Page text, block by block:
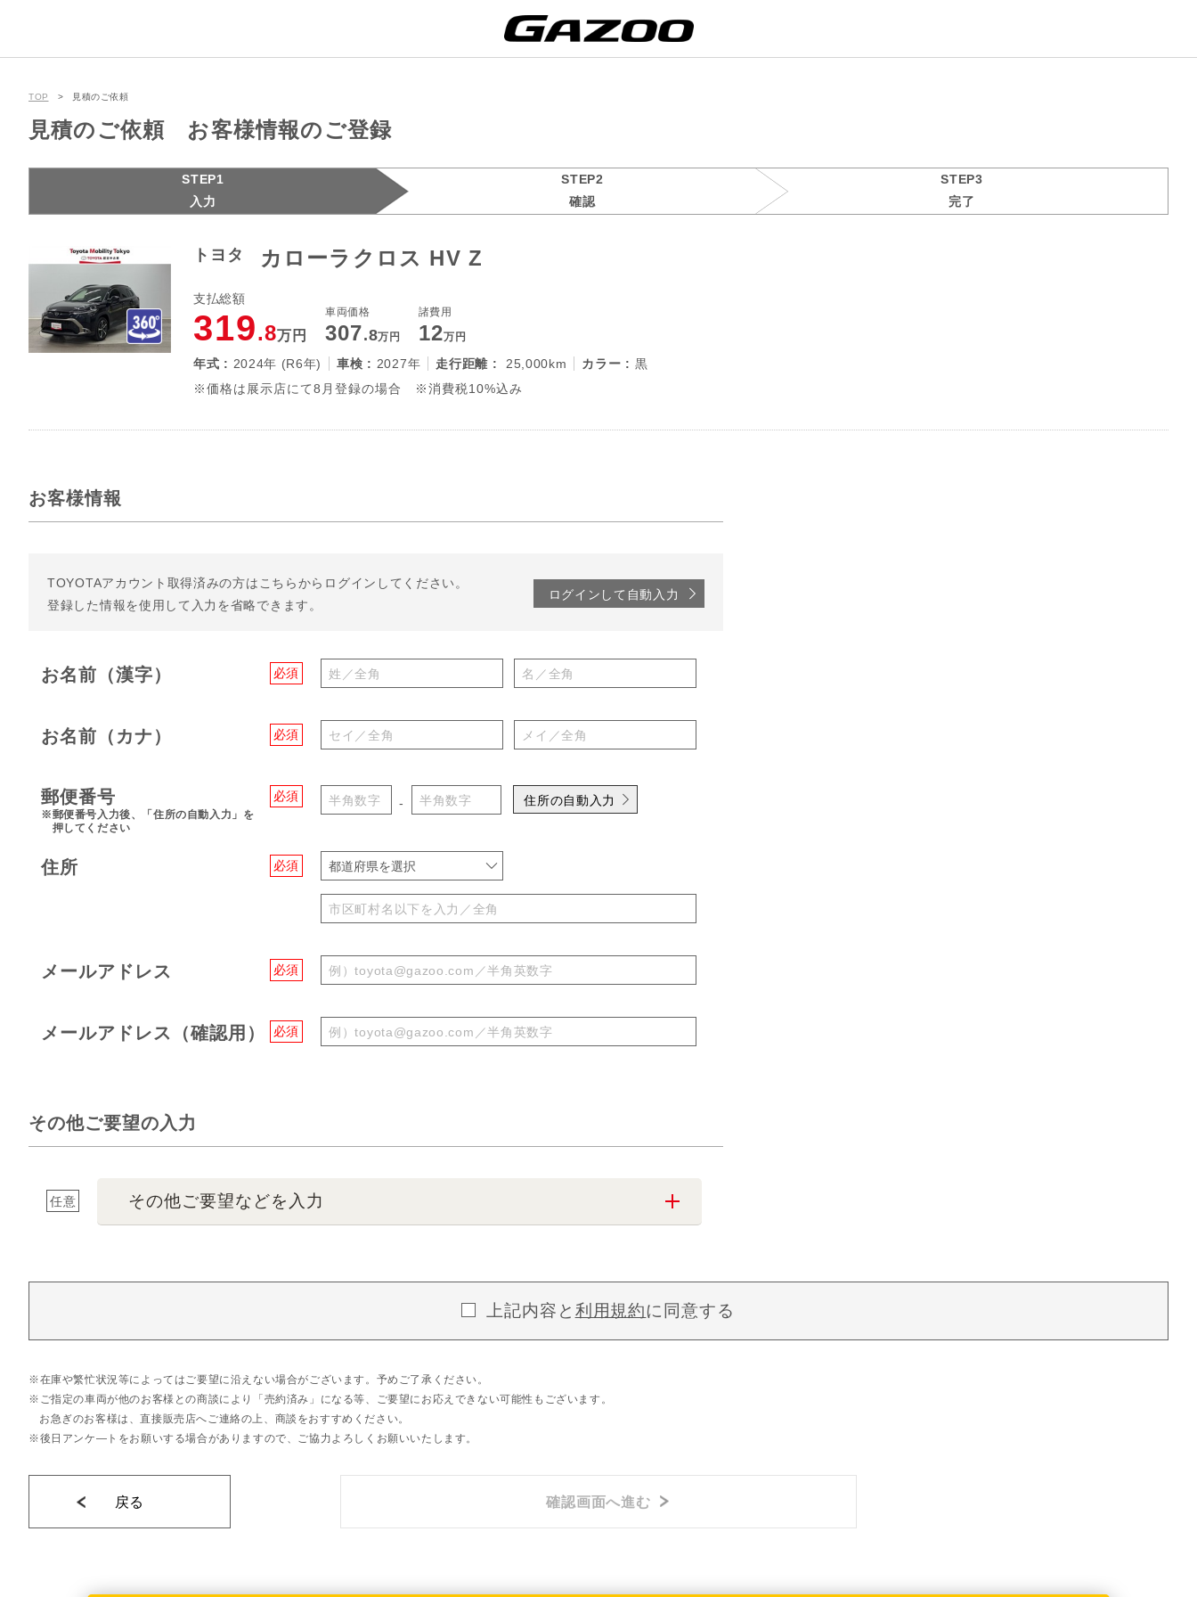
TOP 見積のご依頼
見積のご依頼 お客様情報のご登録
STEP1
入力
STEP2
確認
STEP3
完了
トヨタ カローラクロス HV Z
支払総額
319.8万円
車両価格
307.8万円
諸費用
12万円
年式 : 2024年 (R6年) 車検 : 2027年 走行距離 : 25,000km カラー : 黒
※価格は展示店にて8月登録の場合 ※消費税10%込み
お客様情報
TOYOTAアカウント取得済みの方は こちらからログインしてください。
登録した情報を使用して入力を省略できます。
ログインして自動入力
必須
お名前（漢字）
必須
お名前（カナ）
必須
郵便番号
※郵便番号入力後、「住所の自動入力」を
押してください
- 住所の自動入力
必須
住所 都道府県を選択
必須
メールアドレス
必須
メールアドレス（確認用）
その他ご要望の入力
任意 その他ご要望などを入力
上記内容と 利用規約に同意する
在庫や繁忙状況等によってはご要望に沿えない場合がございます。予めご了承ください。
ご指定の車両が他のお客様との商談により「売約済み」になる等、ご要望にお応えできない可能性もございます。
お急ぎのお客様は、直接販売店へご連絡の上、商談をおすすめください。
後日アンケ―トをお願いする場合がありますので、ご協力よろしくお願いいたします。
戻る